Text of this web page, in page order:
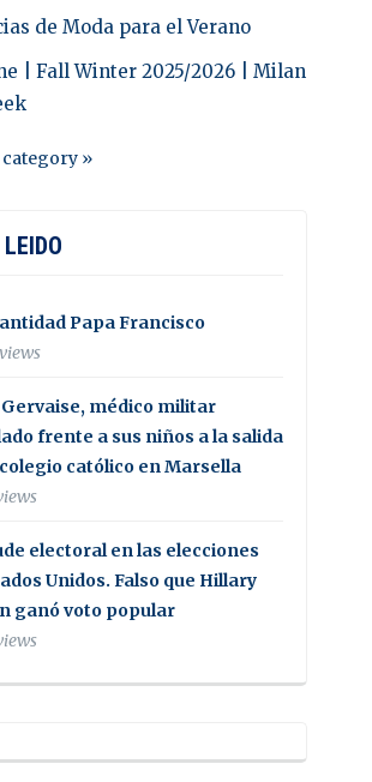
de Moda para el Verano
| Fall Winter 2025/2026 | Milan
»
Papa Francisco
médico militar
frente a sus niños a la salida
católico en Marsella
electoral en las elecciones
Unidos. Falso que Hillary
ganó voto popular